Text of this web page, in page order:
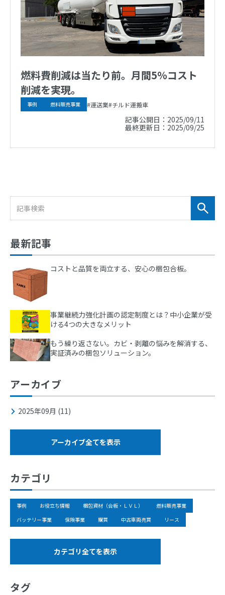
燃料費削減は当たり前。月間5％コスト
削減を実現。
事例 燃料販売事業 運送業 チルド運搬車
記事公開日： 2025/09/11
最終更新日： 2025/09/25
最新記事
コストと品質を両立する、安心の梱包合板。
事業継続力強化計画の認定制度とは？中小企業が受
ける4つの大きなメリット
もう繰り返さない。カビ・剥離の悩みを解消する、
実証済みの梱包ソリューション。
アーカイブ
2025年09月 (11)
アーカイブ全てを表示
カテゴリ
事例 お役立ち情報 梱包資材（合板・ＬＶＬ）
燃料販売事業
バッテリー事業
保険事業 購買 中古車両売買 リース
カテゴリ全てを表示
タグ